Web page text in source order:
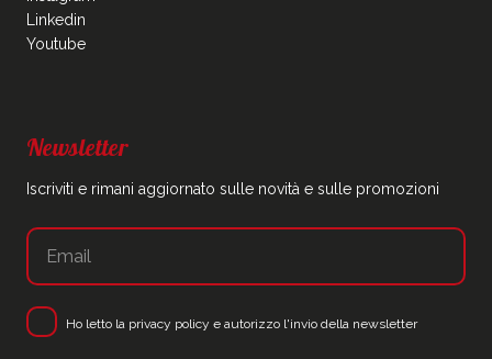
Linkedin
Youtube
Newsletter
Iscriviti e rimani aggiornato sulle novità e sulle promozioni
Ho letto la privacy policy e autorizzo l'invio della newsletter